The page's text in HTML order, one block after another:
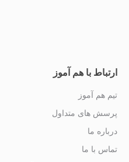
ارتباط با هم آموز
تیم هم آموز
پرسش های متداول
درباره ما
تماس با ما